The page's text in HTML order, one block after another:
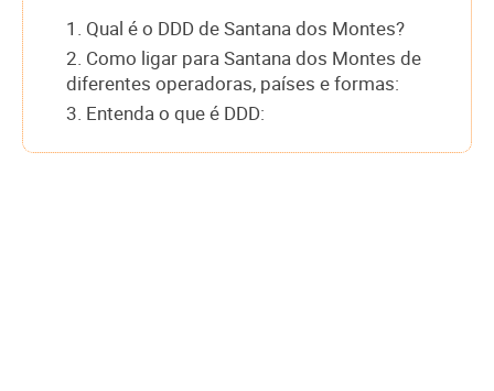
1. Qual é o DDD de Santana dos Montes?
2. Como ligar para Santana dos Montes de
diferentes operadoras, países e formas:
3. Entenda o que é DDD: